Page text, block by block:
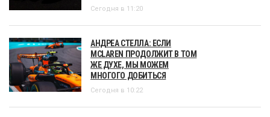
Сегодня в 11:20
АНДРЕА СТЕЛЛА: ЕСЛИ
MCLAREN ПРОДОЛЖИТ В ТОМ
ЖЕ ДУХЕ, МЫ МОЖЕМ
МНОГОГО ДОБИТЬСЯ
Сегодня в 10:22